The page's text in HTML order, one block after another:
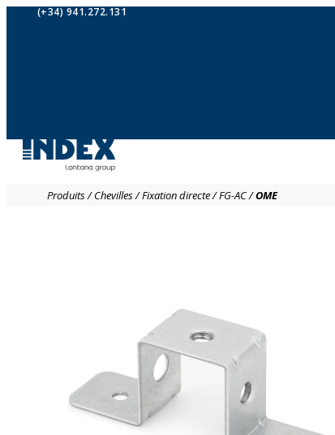
(+34) 941.272.131
Produits/Chevilles/Fixation directe/FG-AC/OME